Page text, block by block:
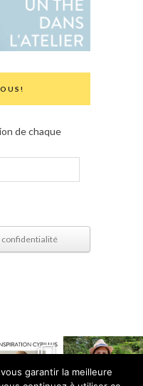
de chaque
confidentialité
garantir la meilleure